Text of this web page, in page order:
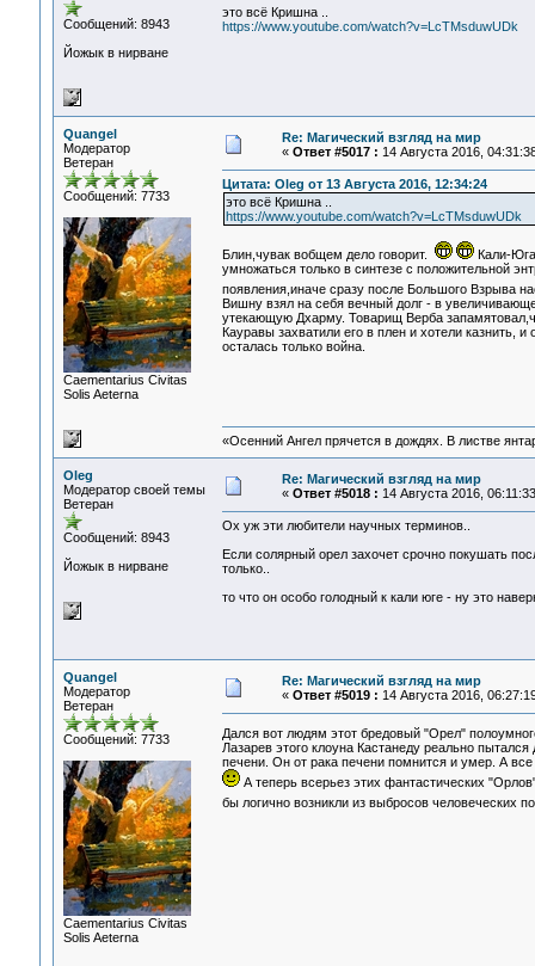
Сообщений: 8943
Йожык в нирване
это всё Кришна ..
https://www.youtube.com/watch?v=LcTMsduwUDk
Quangel
Модератор
Ветеран
Сообщений: 7733
Сaementarius Civitas
Solis Aeterna
Re: Магический взгляд на мир
« Ответ #5017 : 14 Августа 2016,
Цитата: Oleg от 13 Августа 2016, 12:34:24
это всё Кришна ..
https://www.youtube.com/watch?v=LcTMsduwUDk
Блин,чувак вобщем дело говорит.
Кали-Юга
умножаться только в синтезе с положительной
появления,иначе сразу после Большого Взрыва
Вишну взял на себя вечный долг - в
утекающую Дхарму. Товарищ Верба
Кауравы захватили его в плен и хотели казнить,
осталась только война.
«Осенний Ангел прячется в дождях. В листве
Oleg
Модератор своей темы
Ветеран
Сообщений: 8943
Йожык в нирване
Re: Магический взгляд на мир
« Ответ #5018 : 14 Августа 2016,
Ох уж эти любители научных терминов..
Если солярный орел захочет срочно покушать
только..
то что он особо голодный к кали юге - ну это
Quangel
Модератор
Ветеран
Сообщений: 7733
Сaementarius Civitas
Solis Aeterna
Re: Магический взгляд на мир
« Ответ #5019 : 14 Августа 2016,
Дался вот людям этот бредовый "Орел"
Лазарев этого клоуна Кастанеду реально
печени. Он от рака печени помнится и умер. А
А теперь всерьез этих фантастических
бы логично возникли из выбросов человеческих